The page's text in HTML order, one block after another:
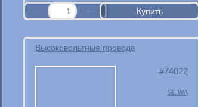
Высоковольтные провода
74022
SEIWA